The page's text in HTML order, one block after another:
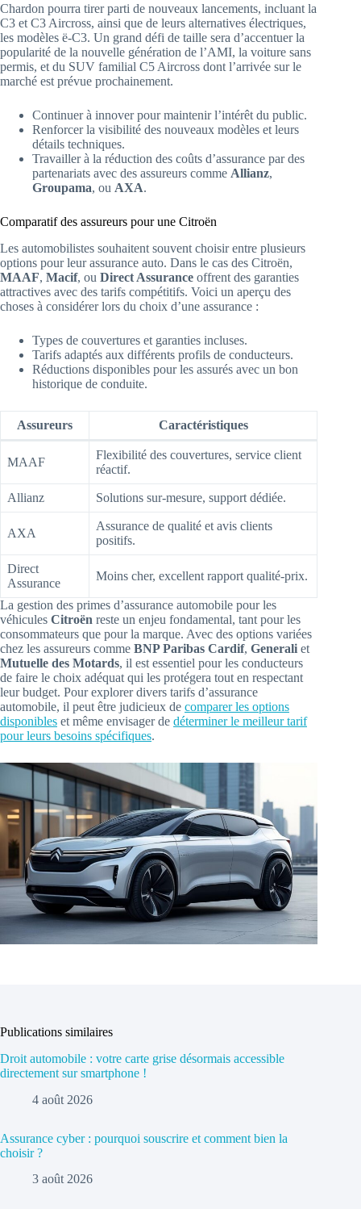
Chardon pourra tirer parti de nouveaux lancements, incluant la
C3 et C3 Aircross, ainsi que de leurs alternatives électriques,
les modèles ë-C3. Un grand défi de taille sera d’accentuer la
popularité de la nouvelle génération de l’AMI, la voiture sans
permis, et du SUV familial C5 Aircross dont l’arrivée sur le
marché est prévue prochainement.
Continuer à innover pour maintenir l’intérêt du public.
Renforcer la visibilité des nouveaux modèles et leurs
détails techniques.
Travailler à la réduction des coûts d’assurance par des
partenariats avec des assureurs comme Allianz,
Groupama, ou AXA.
Comparatif des assureurs pour une Citroën
Les automobilistes souhaitent souvent choisir entre plusieurs
options pour leur assurance auto. Dans le cas des Citroën,
MAAF, Macif, ou Direct Assurance offrent des garanties
attractives avec des tarifs compétitifs. Voici un aperçu des
choses à considérer lors du choix d’une assurance :
Types de couvertures et garanties incluses.
Tarifs adaptés aux différents profils de conducteurs.
Réductions disponibles pour les assurés avec un bon
historique de conduite.
Assureurs Caractéristiques
MAAF
Flexibilité des couvertures, service client
réactif.
Allianz Solutions sur-mesure, support dédiée.
AXA
Assurance de qualité et avis clients
positifs.
Direct
Assurance
Moins cher, excellent rapport qualité-prix.
La gestion des primes d’assurance automobile pour les
véhicules Citroën reste un enjeu fondamental, tant pour les
consommateurs que pour la marque. Avec des options variées
chez les assureurs comme BNP Paribas Cardif, Generali et
Mutuelle des Motards, il est essentiel pour les conducteurs
de faire le choix adéquat qui les protégera tout en respectant
leur budget. Pour explorer divers tarifs d’assurance
automobile, il peut être judicieux de comparer les options
disponibles et même envisager de déterminer le meilleur tarif
pour leurs besoins spécifiques.
Publications similaires
Droit automobile : votre carte grise désormais accessible
directement sur smartphone !
4 août 2026
Assurance cyber : pourquoi souscrire et comment bien la
choisir ?
3 août 2026